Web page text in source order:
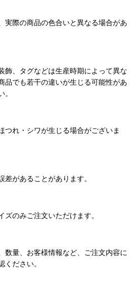
実際の商品の色合いと異なる場合があ
飾、タグなどは生産時期によって異な
品でも若干の違いが生じる可能性があ
。
つれ・シワが生じる場合がございま
があることがあります。
のみご注文いただけます。
数量、お客様情報など、ご注文内容に
ください。